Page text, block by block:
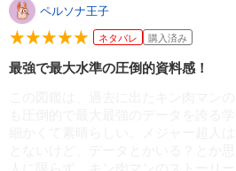
ペルソナ王子
ネタバレ 購入済み
最強で最大水準の圧倒的資料感！